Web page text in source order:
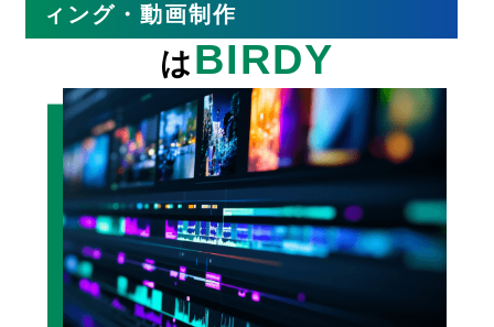
ィング・動画制作
はBIRDY